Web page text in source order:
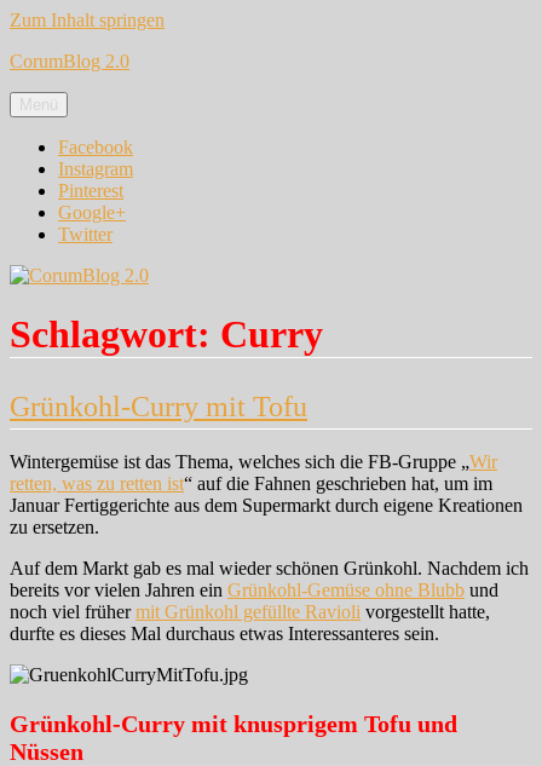
Zum Inhalt springen
CorumBlog 2.0
Menü
Facebook
Instagram
Pinterest
Google+
Twitter
Schlagwort: Curry
Grünkohl-Curry mit Tofu
Wintergemüse ist das Thema, welches sich die FB-Gruppe „Wir
retten, was zu retten ist“ auf die Fahnen geschrieben hat, um im
Januar Fertiggerichte aus dem Supermarkt durch eigene Kreationen
zu ersetzen.
Auf dem Markt gab es mal wieder schönen Grünkohl. Nachdem ich
bereits vor vielen Jahren ein Grünkohl-Gemüse ohne Blubb und
noch viel frühermit Grünkohl gefüllte Ravioli vorgestellt hatte,
durfte es dieses Mal durchaus etwas Interessanteres sein.
Grünkohl-Curry mit knusprigem Tofu und
Nüssen